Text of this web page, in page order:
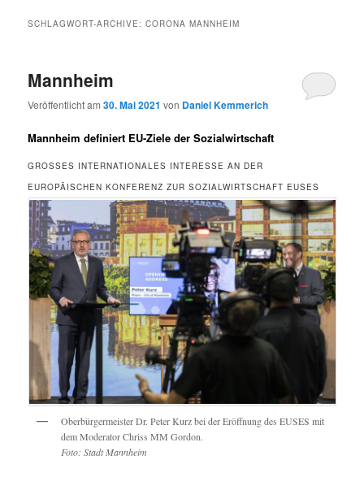
SCHLAGWORT-ARCHIVE:CORONA MANNHEIM
Mannheim
Veröffentlicht am30. Mai 2021 von Daniel Kemmerich
Mannheim definiert EU-Ziele der Sozialwirtschaft
GROSSES INTERNATIONALES INTERESSE AN DER E
UROPÄISCHEN KONFERENZ ZUR SOZIALWIRTSCHAFT EUSES
Oberbürgermeister Dr. Peter Kurz bei der Eröffnung des EUSES mit
dem Moderator Chriss MM Gordon.
Foto: Stadt Mannheim